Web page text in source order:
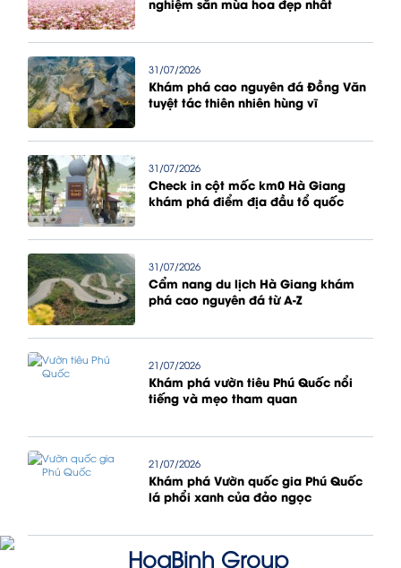
nghiệm săn mùa hoa đẹp nhất
31/07/2026
Khám phá cao nguyên đá Đồng Văn
tuyệt tác thiên nhiên hùng vĩ
31/07/2026
Check in cột mốc km0 Hà Giang
khám phá điểm địa đầu tổ quốc
31/07/2026
Cẩm nang du lịch Hà Giang khám
phá cao nguyên đá từ A-Z
21/07/2026
Khám phá vườn tiêu Phú Quốc nổi
tiếng và mẹo tham quan
21/07/2026
Khám phá Vườn quốc gia Phú Quốc
lá phổi xanh của đảo ngọc